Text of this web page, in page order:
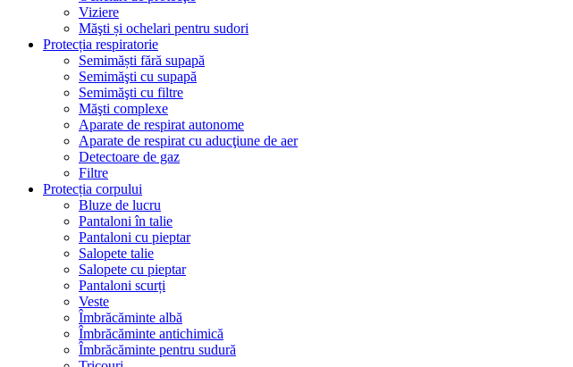
Viziere
Măşti și ochelari pentru sudori
Protecția respiratorie
Semimăști fără supapă
Semimăşti cu supapă
Semimăşti cu filtre
Măşti complexe
Aparate de respirat autonome
Aparate de respirat cu aducţiune de aer
Detectoare de gaz
Filtre
Protecția corpului
Bluze de lucru
Pantaloni în talie
Pantaloni cu pieptar
Salopete talie
Salopete cu pieptar
Pantaloni scurți
Veste
Îmbrăcăminte albă
Îmbrăcăminte antichimică
Îmbrăcăminte pentru sudură